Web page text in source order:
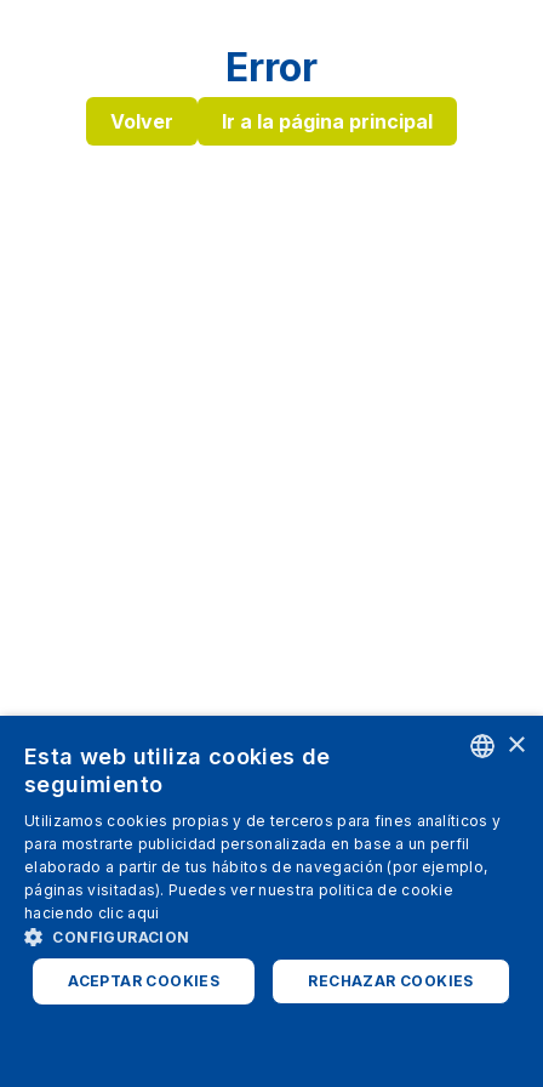
Error
Volver Ir a la página principal
SPANISH
ITALIAN
ENGLISH
×
Esta web utiliza cookies de
seguimiento
Utilizamos cookies propias y de terceros para fines analíticos y
para mostrarte publicidad personalizada en base a un perfil
elaborado a partir de tus hábitos de navegación (por ejemplo,
páginas visitadas). Puedes ver nuestra politica de cookie
haciendo clic aqui
CONFIGURACION
ACEPTAR COOKIES RECHAZAR COOKIES